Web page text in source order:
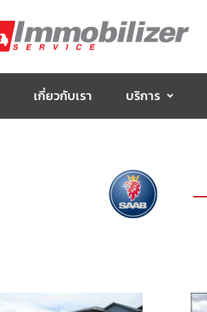
เกี่ยวกับเรา บริการ